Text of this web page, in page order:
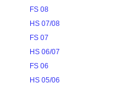
FS 08
HS 07/08
FS 07
HS 06/07
FS 06
HS 05/06